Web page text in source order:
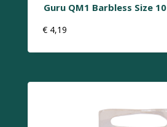
Guru QM1 Barbless Size 10
€ 4,19